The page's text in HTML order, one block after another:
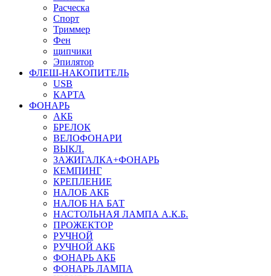
Расческа
Спорт
Триммер
Фен
щипчики
Эпилятор
ФЛЕШ-НАКОПИТЕЛЬ
USB
КАРТА
ФОНАРЬ
АКБ
БРЕЛОК
ВЕЛОФОНАРИ
ВЫКЛ.
ЗАЖИГАЛКА+ФОНАРЬ
КЕМПИНГ
КРЕПЛЕНИЕ
НАЛОБ АКБ
НАЛОБ НА БАТ
НАСТОЛЬНАЯ ЛАМПА А.К.Б.
ПРОЖЕКТОР
РУЧНОЙ
РУЧНОЙ АКБ
ФОНАРЬ АКБ
ФОНАРЬ ЛАМПА